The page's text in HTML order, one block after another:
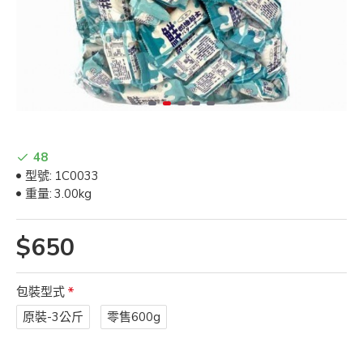
$650
48
型號: 1C0033
重量: 3.00kg
包裝型式
原裝-3公斤
零售600g